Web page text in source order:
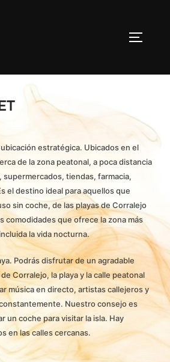
estratégica. Ubicados en el
de la zona peatonal, a poca distancia
supermercados, tiendas, farmacia,
el destino ideal para aquellos que
sin coche, de las playas de Corralejo
comodidades que ofrece la zona más
la vida nocturna.
Podrás disfrutar de un agradable
Corralejo, la playa y la calle peatonal
música en directo, artistas callejeros y
Nuestro consejo es
un coche para visitar la isla. Hay
en las calles cercanas.